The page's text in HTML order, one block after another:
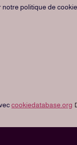
politique de
cookiedatabase.org